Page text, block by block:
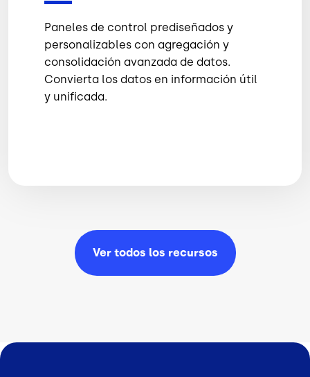
Paneles de control prediseñados y
personalizables con agregación y
consolidación avanzada de datos.
Convierta los datos en información útil
y unificada.
Ver todos los recursos